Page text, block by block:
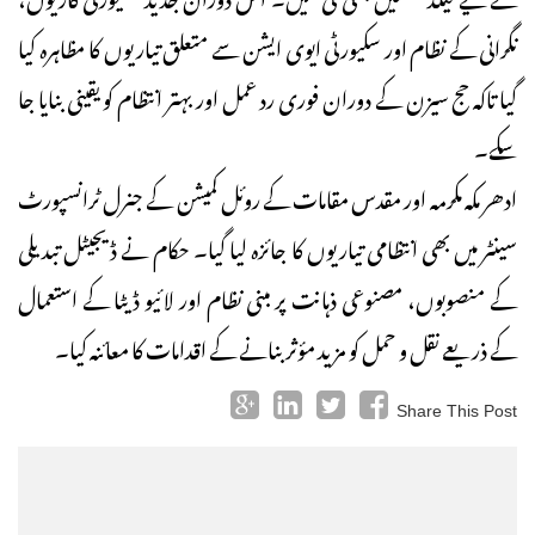
نگرانی کے نظام اور سکیورٹی ایوی ایشن سے متعلق تیاریوں کا مظاہرہ کیا
گیا تاکہ حج سیزن کے دوران فوری رد عمل اور بہتر انتظام کو یقینی بنایا جا
سکے۔
ادھر مکہ مکرمہ اور مقدس مقامات کے روئل کمیشن کے جنرل ٹرانسپورٹ
سینٹر میں بھی انتظامی تیاریوں کا جائزہ لیا گیا۔ حکام نے ڈیجیٹل تبدیلی
کے منصوبوں، مصنوعی ذہانت پر مبنی نظام اور لائیو ڈیٹا کے استعمال
کے ذریعے نقل و حمل کو مزید مؤثر بنانے کے اقدامات کا معائنہ کیا۔
Share This Post